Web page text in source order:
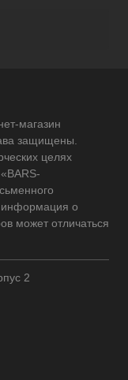
магазин
защищены.
целях
информация о
может отличаться
2